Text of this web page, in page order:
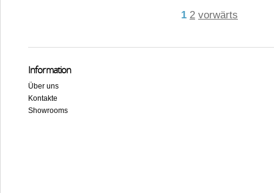
1 2 vorwärts
Information
Über uns
Kontakte
Showrooms